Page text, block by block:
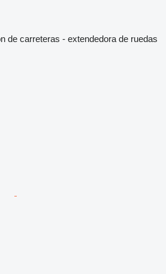
de carreteras - extendedora de ruedas